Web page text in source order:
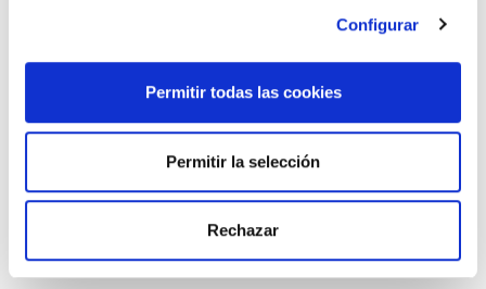
Configurar
Permitir todas las cookies
Permitir la selección
Rechazar
Seguimos avanzando hacia un modelo de
negocio más sostenible y responsable